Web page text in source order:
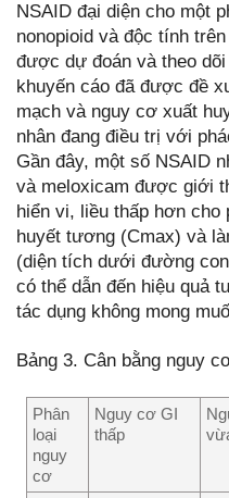
NSAID đại diện cho một
nonopioid và độc tính
được dự đoán và theo
khuyến cáo đã được đề
mạch và nguy cơ xuất
nhân đang điều trị với
Gần đây, một số NSAID
và meloxicam được giới
hiển vi, liều thấp hơn cho
huyết tương (Cmax) và
(diện tích dưới đường
có thể dẫn đến hiệu quả
tác dụng không mong
Bảng 3. Cân bằng nguy
Phân
loại
nguy
cơ
Nguy cơ GI
thấp